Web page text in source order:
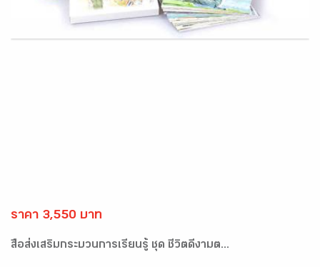
ราคา 3,550 บาท
สื่อส่งเสริมกระบวนการเรียนรู้ ชุด ชีวิตดีงามต...